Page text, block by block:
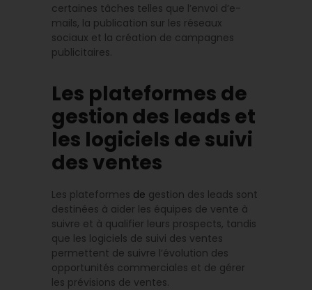
certaines tâches telles que l’envoi d’e-
mails, la publication sur les réseaux
sociaux et la création de campagnes
publicitaires.
Les plateformes de
gestion des leads et
les logiciels de suivi
des ventes
Les plateformes de gestion des leads sont
destinées à aider les équipes de vente à
suivre et à qualifier leurs prospects, tandis
que les logiciels de suivi des ventes
permettent de suivre l’évolution des
opportunités commerciales et de gérer
les prévisions de ventes.